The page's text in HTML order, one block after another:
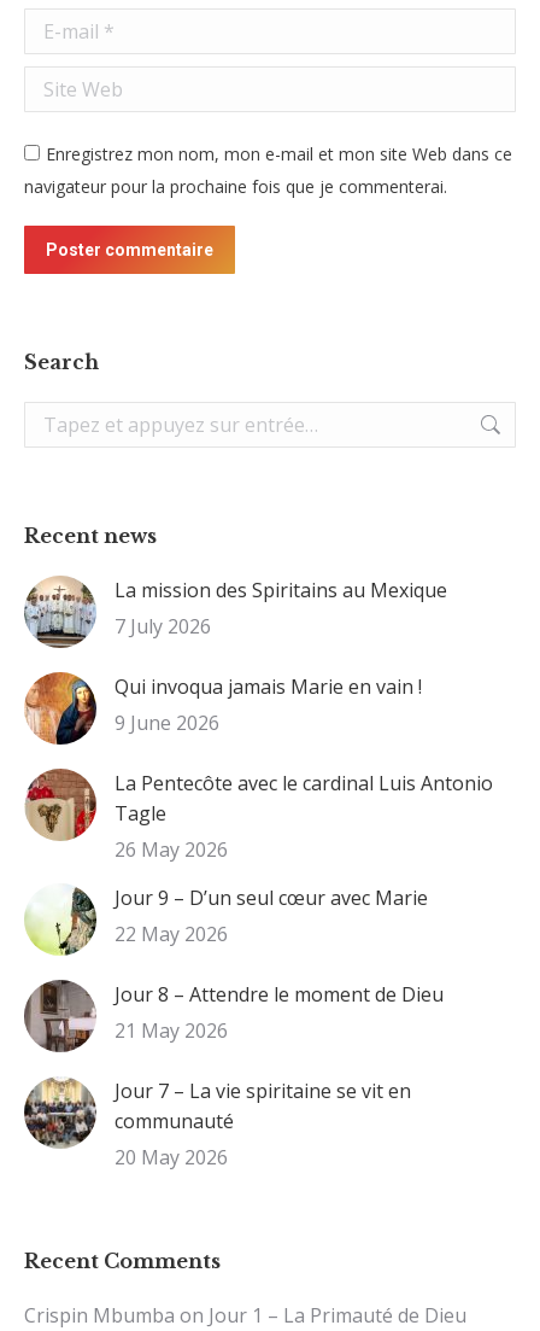
E-mail *
Site Web
Enregistrez mon nom, mon e-mail et mon site Web dans ce
navigateur pour la prochaine fois que je commenterai.
Poster commentaire
Search
Recherche
:
Recent news
La mission des Spiritains au Mexique
7 July 2026
Qui invoqua jamais Marie en vain !
9 June 2026
La Pentecôte avec le cardinal Luis Antonio
Tagle
26 May 2026
Jour 9 – D’un seul cœur avec Marie
22 May 2026
Jour 8 – Attendre le moment de Dieu
21 May 2026
Jour 7 – La vie spiritaine se vit en
communauté
20 May 2026
Recent Comments
Crispin Mbumba on Jour 1 – La Primauté de Dieu